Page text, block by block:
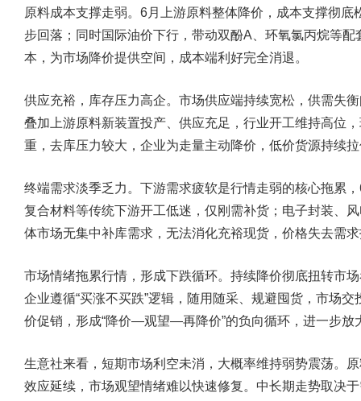
原料成本支撑走弱。6月上游原料整体降价，成本支撑彻
步回落；同时国际油价下行，带动双酚A、环氧氯丙烷等
本，为市场降价提供空间，成本端利好完全消退。
供应充裕，库存压力高企。市场供应端持续宽松，供需失
叠加上游原料新装置投产、供应充足，行业开工维持高位
重，去库压力较大，企业为走量主动降价，低价货源持续
终端需求淡季乏力。下游需求疲软是行情走弱的核心拖累
复合材料等传统下游开工低迷，仅刚需补货；电子封装、
体市场无集中补库需求，无法消化充裕现货，价格失去需
市场情绪拖累行情，形成下跌循环。持续降价彻底扭转市
企业遵循“买涨不买跌”逻辑，随用随采、规避囤货，市场
价促销，形成“降价—观望—再降价”的负向循环，进一步放
生意社来看，短期市场利空未消，大概率维持弱势震荡。
效应延续，市场观望情绪难以快速修复。中长期走势取决